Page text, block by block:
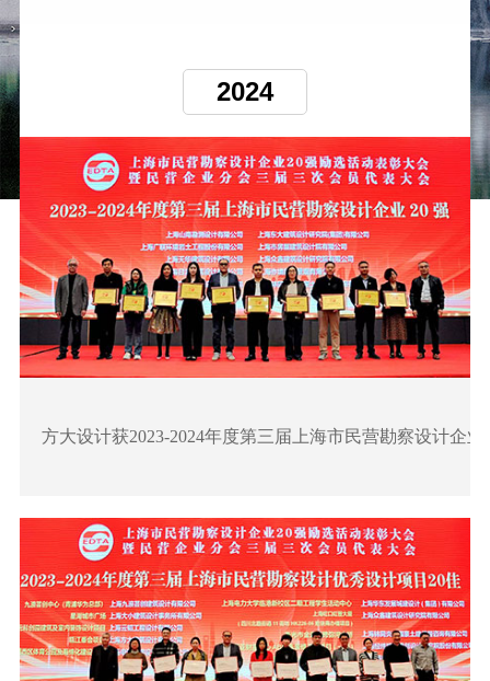
2024
方大设计获2023-2024年度第三届上海市民营勘察设计企业